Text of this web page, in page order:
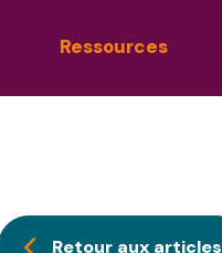
Ressources
Retour aux articles